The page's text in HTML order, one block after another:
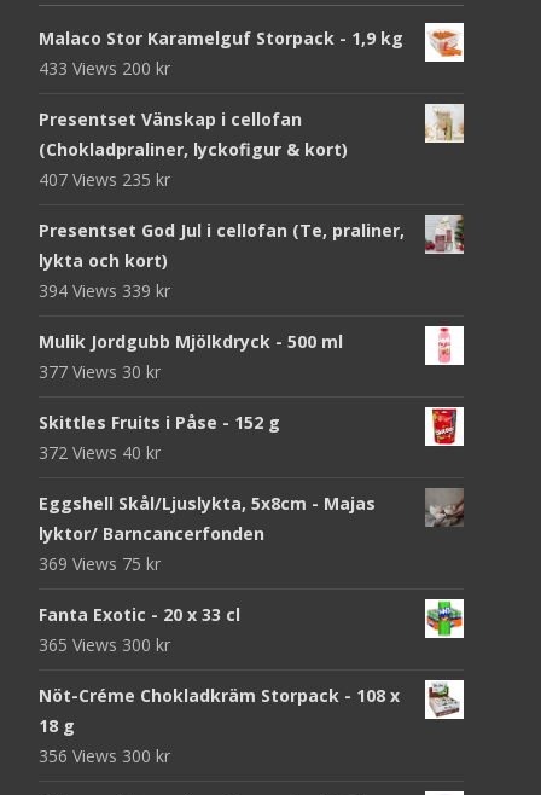
Malaco Stor Karamelguf Storpack - 1,9 kg
433 Views 200 kr
Presentset Vänskap i cellofan
(Chokladpraliner, lyckofigur & kort)
407 Views 235 kr
Presentset God Jul i cellofan (Te, praliner,
lykta och kort)
394 Views 339 kr
Mulik Jordgubb Mjölkdryck - 500 ml
377 Views 30 kr
Skittles Fruits i Påse - 152 g
372 Views 40 kr
Eggshell Skål/Ljuslykta, 5x8cm - Majas
lyktor/ Barncancerfonden
369 Views 75 kr
Fanta Exotic - 20 x 33 cl
365 Views 300 kr
Nöt-Créme Chokladkräm Storpack - 108 x
18 g
356 Views 300 kr